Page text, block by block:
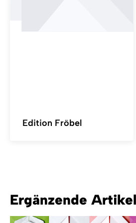
Edition Fröbel
Ergänzende Artikel